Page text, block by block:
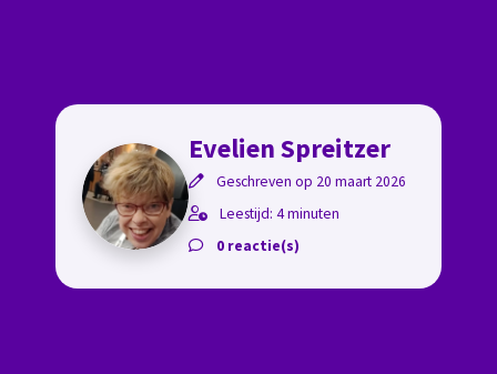
Evelien Spreitzer
Geschreven op 20 maart 2026
Leestijd: 4 minuten
0 reactie(s)